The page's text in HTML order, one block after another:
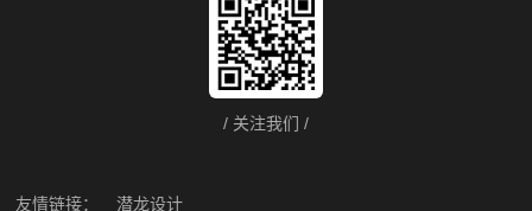
/ 关注我们 /
友情链接： 潜龙设计